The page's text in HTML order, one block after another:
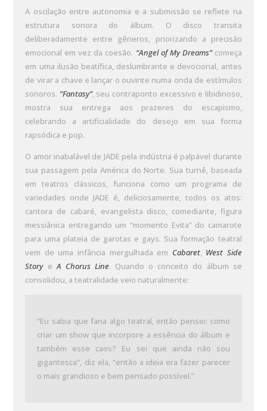
A oscilação entre autonomia e a submissão se reflete na
estrutura sonora do álbum. O disco transita
deliberadamente entre gêneros, priorizando a precisão
emocional em vez da coesão. “Angel of My Dreams”começa
em uma ilusão beatífica, deslumbrante e devocional, antes
de virar a chave e lançar o ouvinte numa onda de estímulos
sonoros. “Fantasy”, seu contraponto excessivo e libidinoso,
mostra sua entrega aos prazeres do escapismo,
celebrando a artificialidade do desejo em sua forma
rapsódica e pop.
O amor inabalável de JADE pela indústria é palpável durante
sua passagem pela América do Norte. Sua turnê, baseada
em teatros clássicos, funciona como um programa de
variedades onde JADE é, deliciosamente, todos os atos:
cantora de cabaré, evangelista disco, comediante, figura
messiânica entregando um “momento Evita” do camarote
para uma plateia de garotas e gays. Sua formação teatral
vem de uma infância mergulhada em Cabaret, West Side
StoryeA Chorus Line. Quando o conceito do álbum se
consolidou, a teatralidade veio naturalmente:
“Eu sabia que faria algo teatral, então pensei: como
criar um show que incorpore a essência do álbum e
também esse caos? Eu sei que ainda não sou
gigantesca”, diz ela, “então a ideia era fazer parecer
o mais grandioso e bem pensado possível.”